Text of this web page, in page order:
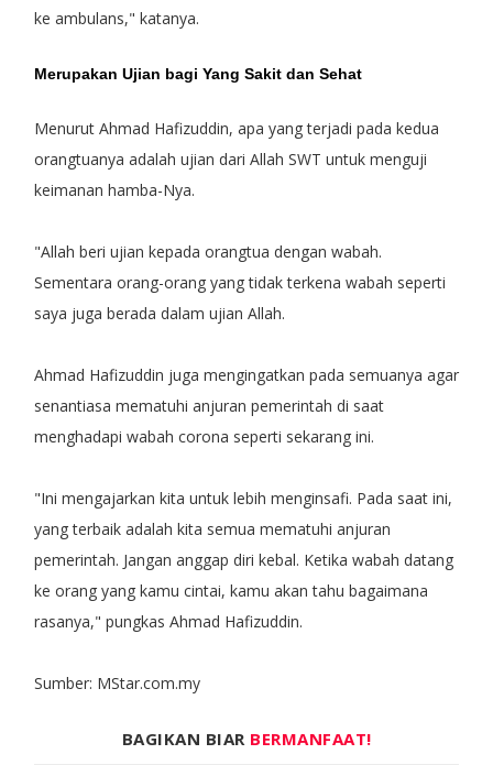
ke ambulans," katanya.
Merupakan Ujian bagi Yang Sakit dan Sehat
Menurut Ahmad Hafizuddin, apa yang terjadi pada kedua
orangtuanya adalah ujian dari Allah SWT untuk menguji
keimanan hamba-Nya.
"Allah beri ujian kepada orangtua dengan wabah.
Sementara orang-orang yang tidak terkena wabah seperti
saya juga berada dalam ujian Allah.
Ahmad Hafizuddin juga mengingatkan pada semuanya agar
senantiasa mematuhi anjuran pemerintah di saat
menghadapi wabah corona seperti sekarang ini.
"Ini mengajarkan kita untuk lebih menginsafi. Pada saat ini,
yang terbaik adalah kita semua mematuhi anjuran
pemerintah. Jangan anggap diri kebal. Ketika wabah datang
ke orang yang kamu cintai, kamu akan tahu bagaimana
rasanya," pungkas Ahmad Hafizuddin.
Sumber: MStar.com.my
BAGIKAN BIAR BERMANFAAT!